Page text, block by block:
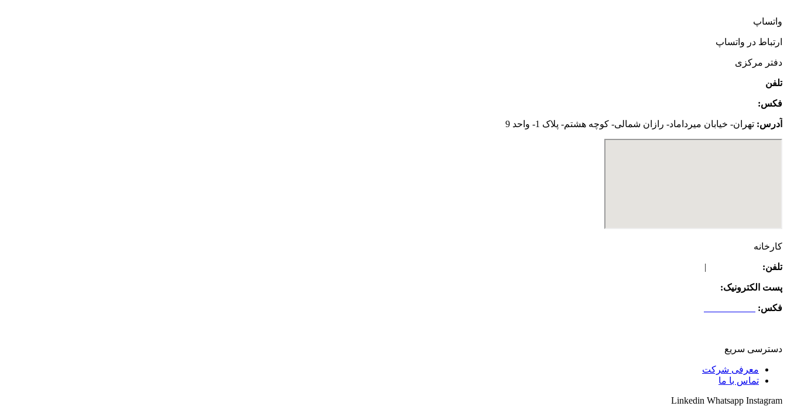
واتساپ
ارتباط در واتساپ
دفتر مرکزی
تلفن
فکس:
آدرس: تهران- خیابان میرداماد- رازان شمالی- کوچه هشتم- پلاک 1- واحد 9
کارخانه
تلفن: |
پست الکترونیک:
فکس:
دسترسی سریع
معرفی شرکت
تماس با ما
Linkedin Whatsapp Instagram